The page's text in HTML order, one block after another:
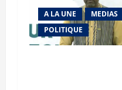
A LA UNE
MEDIAS
POLITIQUE